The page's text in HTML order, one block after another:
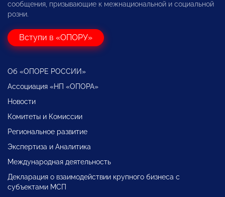
сообщения, призывающие к межнациональной и социальной
розни.
Вступи в «ОПОРУ»
Об «ОПОРЕ РОССИИ»
Ассоциация «НП «ОПОРА»
Новости
Комитеты и Комиссии
Региональное развитие
Экспертиза и Аналитика
Международная деятельность
Декларация о взаимодействии крупного бизнеса с
субъектами МСП